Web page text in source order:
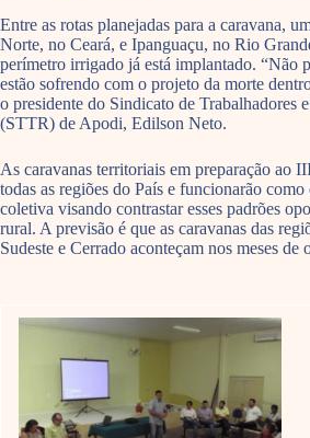
Entre as rotas planejadas para a caravana,
Norte, no Ceará, e Ipanguaçu, no Rio
perímetro irrigado já está implantado. “Não
estão sofrendo com o projeto da morte
o presidente do Sindicato de Trabalhadores
(STTR) de Apodi, Edilson Neto.
As caravanas territoriais em preparação ao
todas as regiões do País e funcionarão
coletiva visando contrastar esses padrões
rural. A previsão é que as caravanas das
Sudeste e Cerrado aconteçam nos meses de